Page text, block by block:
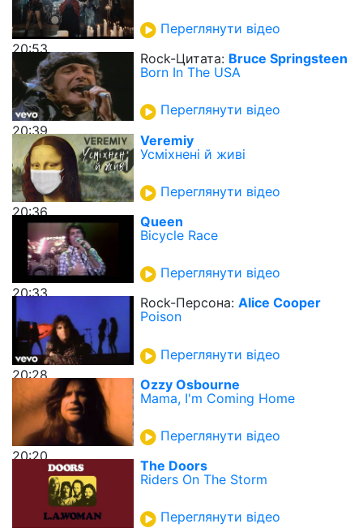
20:53
Переглянути відео
20:39
Rock-Цитата: Bruce Springsteen
Born In The USA
Переглянути відео
20:36
Veremiy
Усміхнені й живі
Переглянути відео
20:33
Queen
Bicycle Race
Переглянути відео
20:28
Rock-Персона: Alice Cooper
Poison
Переглянути відео
20:20
Ozzy Osbourne
Mama, I'm Coming Home
Переглянути відео
The Doors
Riders On The Storm
Переглянути відео